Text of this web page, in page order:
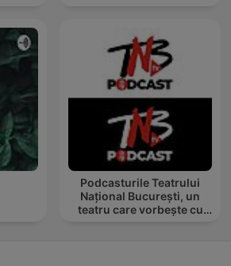
Podcasturile Teatrului
Național București, un
teatru care vorbește cu